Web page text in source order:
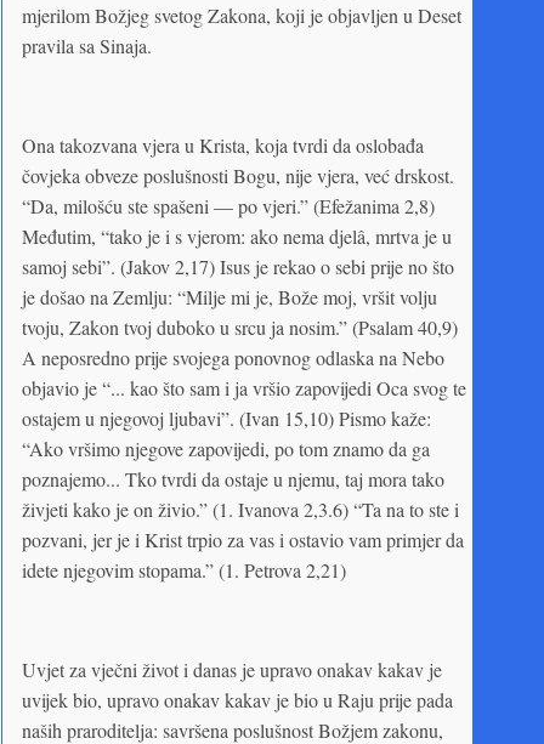
mjerilom Božjeg svetog Zakona, koji je objavljen u Deset
pravila sa Sinaja.
Ona takozvana vjera u Krista, koja tvrdi da oslobađa
čovjeka obveze poslušnosti Bogu, nije vjera, već drskost.
“Da, milošću ste spašeni — po vjeri.” (Efežanima 2,8)
Međutim, “tako je i s vjerom: ako nema djelâ, mrtva je u
samoj sebi”. (Jakov 2,17) Isus je rekao o sebi prije no što
je došao na Zemlju: “Milje mi je, Bože moj, vršit volju
tvoju, Zakon tvoj duboko u srcu ja nosim.” (Psalam 40,9)
A neposredno prije svojega ponovnog odlaska na Nebo
objavio je “... kao što sam i ja vršio zapovijedi Oca svog te
ostajem u njegovoj ljubavi”. (Ivan 15,10) Pismo kaže:
“Ako vršimo njegove zapovijedi, po tom znamo da ga
poznajemo... Tko tvrdi da ostaje u njemu, taj mora tako
živjeti kako je on živio.” (1. Ivanova 2,3.6) “Ta na to ste i
pozvani, jer je i Krist trpio za vas i ostavio vam primjer da
idete njegovim stopama.” (1. Petrova 2,21)
Uvjet za vječni život i danas je upravo onakav kakav je
uvijek bio, upravo onakav kakav je bio u Raju prije pada
naših praroditelja: savršena poslušnost Božjem zakonu,